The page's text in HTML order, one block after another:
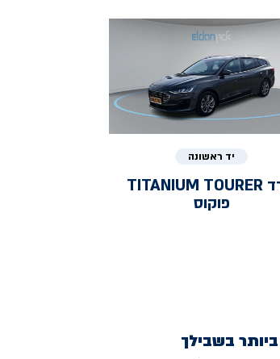
יד ראשונה
TITANIUM TOURER
פוקוס
בשבילך